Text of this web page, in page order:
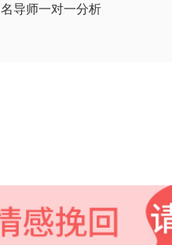
导师一对一分析